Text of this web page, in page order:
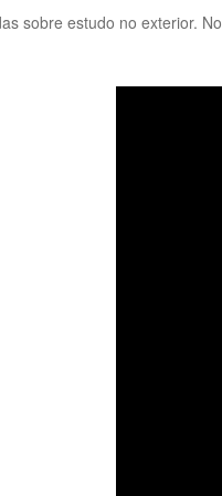
sobre estudo no exterior.